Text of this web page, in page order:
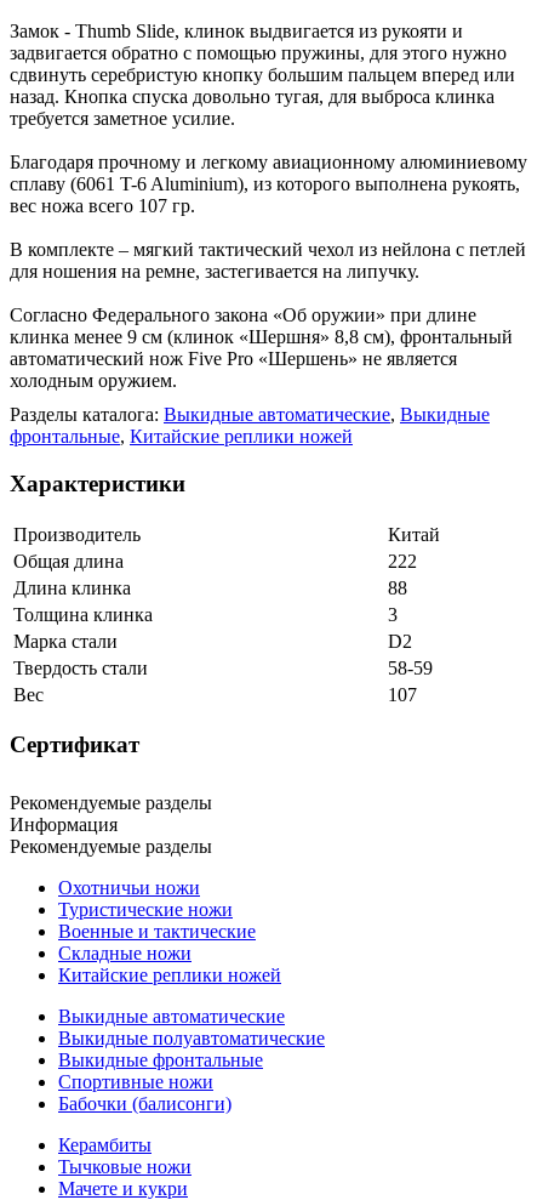
Замок - Thumb Slide, клинок выдвигается из рукояти и
задвигается обратно с помощью пружины, для этого нужно
сдвинуть серебристую кнопку большим пальцем вперед или
назад. Кнопка спуска довольно тугая, для выброса клинка
требуется заметное усилие.
Благодаря прочному и легкому авиационному алюминиевому
сплаву (6061 T-6 Aluminium), из которого выполнена рукоять,
вес ножа всего 107 гр.
В комплекте – мягкий тактический чехол из нейлона с петлей
для ношения на ремне, застегивается на липучку.
Согласно Федерального закона «Об оружии» при длине
клинка менее 9 см (клинок «Шершня» 8,8 см), фронтальный
автоматический нож Five Pro «Шершень» не является
холодным оружием.
Разделы каталога: Выкидные автоматические, Выкидные
фронтальные, Китайские реплики ножей
Характеристики
Производитель
Китай
Общая длина
222
Длина клинка
88
Толщина клинка
3
Марка стали
D2
Твердость стали
58-59
Вес
107
Сертификат
Рекомендуемые разделы
Информация
Рекомендуемые разделы
Охотничьи ножи
Туристические ножи
Военные и тактические
Складные ножи
Китайские реплики ножей
Выкидные автоматические
Выкидные полуавтоматические
Выкидные фронтальные
Спортивные ножи
Бабочки (балисонги)
Керамбиты
Тычковые ножи
Мачете и кукри